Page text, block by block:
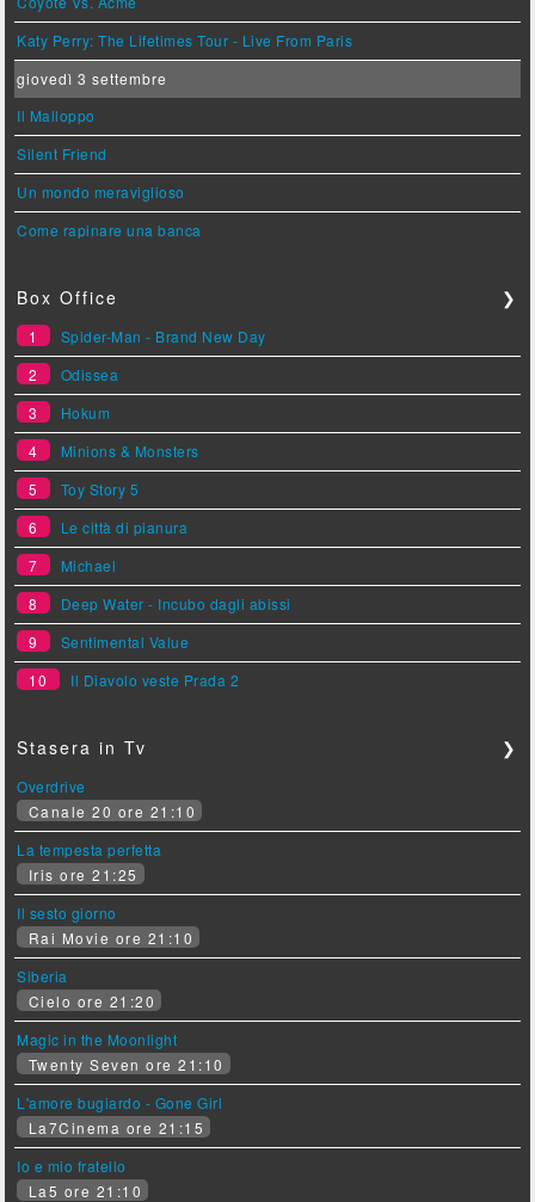
Katy Perry: The Lifetimes Tour - Live From Paris
giovedì 3 settembre
Il Malloppo
Silent Friend
Un mondo meraviglioso
Come rapinare una banca
Box Office ❯
1
Spider-Man - Brand New Day
2
Odissea
3
Hokum
4
Minions & Monsters
5
Toy Story 5
6
Le città di pianura
7
Michael
8
Deep Water - Incubo dagli abissi
9
Sentimental Value
10
Il Diavolo veste Prada 2
Stasera in Tv ❯
Overdrive
Canale 20 ore 21:10
La tempesta perfetta
Iris ore 21:25
Il sesto giorno
Rai Movie ore 21:10
Siberia
Cielo ore 21:20
Magic in the Moonlight
Twenty Seven ore 21:10
L'amore bugiardo - Gone Girl
La7Cinema ore 21:15
Io e mio fratello
La5 ore 21:10